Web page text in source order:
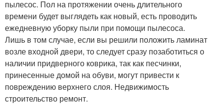
пылесос. Пол на протяжении очень длительного
времени будет выглядеть как новый, есть проводить
ежедневную уборку пыли при помощи пылесоса.
Лишь в том случае, если вы решили положить ламинат
возле входной двери, то следует сразу позаботиться о
наличии придверного коврика, так как песчинки,
принесенные домой на обуви, могут привести к
повреждению верхнего слоя. Недвижимость
строительство ремонт.